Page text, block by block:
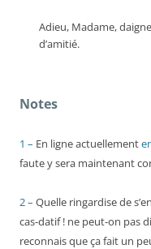
Adieu, Madame,
d’amitié.
Notes
1 – En ligne actuellement
faute y sera maintenant
2 – Quelle ringardise de
cas-datif ! ne peut-on pas
reconnais que ça fait un